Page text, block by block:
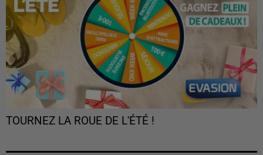
TOURNEZ LA ROUE DE L'ÉTÉ !